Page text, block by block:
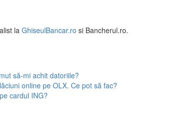
la GhiseulBancar.ro si Bancherul.ro.
să-mi achit datoriile?
online pe OLX. Ce pot să fac?
cardul ING?